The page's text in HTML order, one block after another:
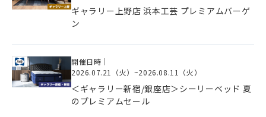
ギャラリー上野店 浜本工芸 プレミアムバーゲ
ン
開催日時｜
2026.07.21（火） ~2026.08.11（火）
＜ギャラリー新宿/銀座店＞シーリーベッド 夏
のプレミアムセール